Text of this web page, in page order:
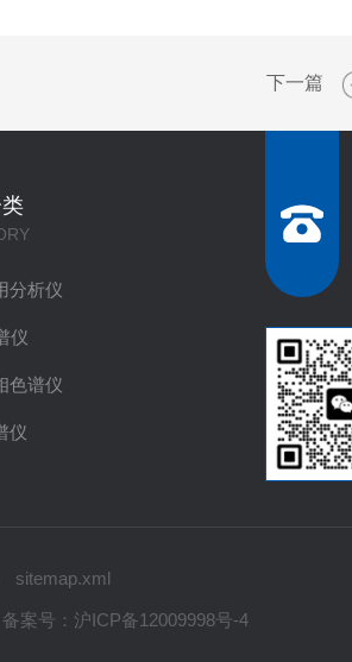
下一篇
分析仪
仪
色谱仪
仪
sitemap.xml
案号： 沪ICP备12009998号-4